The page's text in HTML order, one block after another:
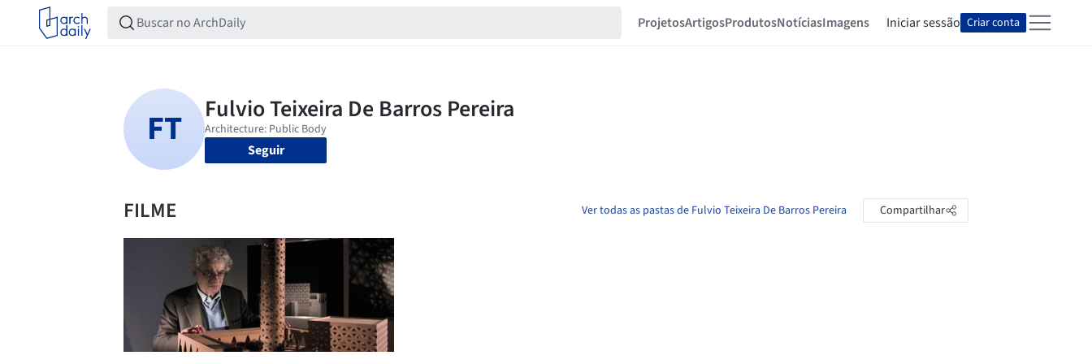
ProjetosArtigosProdutosNotíciasImagens Iniciar sessão Criar conta
Seguir
FILME Ver todas as pastas de Fulvio Teixeira De Barros Pereira Compartilhar